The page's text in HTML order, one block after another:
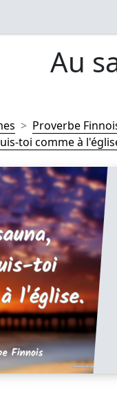
Au
Proverbe
toi comme à